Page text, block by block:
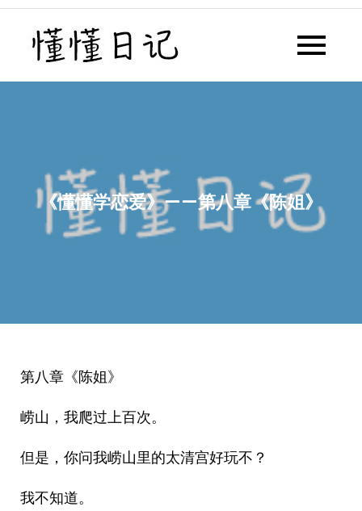
Skip
content
懂懂日记网每天同步更新懂懂学
《懂懂学恋爱》——第八章《陈姐》
第八章《陈姐》
崂山，我爬过上百次。
但是，你问我崂山里的太清宫好玩不？
我不知道。